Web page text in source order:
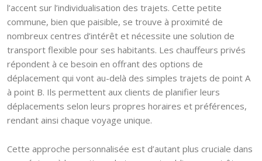
l’accent sur l’individualisation des trajets. Cette petite
commune, bien que paisible, se trouve à proximité de
nombreux centres d’intérêt et nécessite une solution de
transport flexible pour ses habitants. Les chauffeurs privés
répondent à ce besoin en offrant des options de
déplacement qui vont au-delà des simples trajets de point A
à point B. Ils permettent aux clients de planifier leurs
déplacements selon leurs propres horaires et préférences,
rendant ainsi chaque voyage unique.
Cette approche personnalisée est d’autant plus cruciale dans